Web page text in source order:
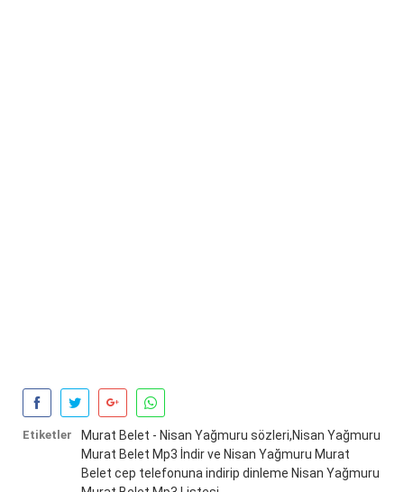
Etiketler
Murat Belet - Nisan Yağmuru sözleri,Nisan Yağmuru
Murat Belet Mp3 İndir ve Nisan Yağmuru Murat
Belet cep telefonuna indirip dinleme Nisan Yağmuru